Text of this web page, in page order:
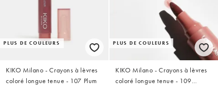
PLUS DE COULEURS
KIKO Milano - Crayons à lèvres
coloré longue tenue - 107 Plum
PLUS DE COULEURS
KIKO Milano - Crayons à lèvres
coloré longue tenue - 109